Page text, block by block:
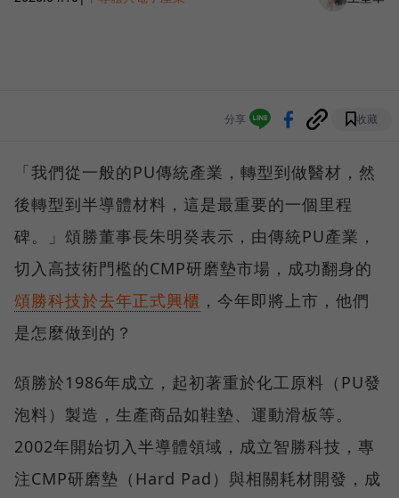
分享 收藏
「我們從一般的PU傳統產業，轉型到做醫材，然
後轉型到半導體材料，這是最重要的一個里程
碑。」頌勝董事長朱明癸表示，由傳統PU產業，
切入高技術門檻的CMP研磨墊市場，成功翻身的
頌勝科技於去年正式興櫃 ，今年即將上市，他們
是怎麼做到的？
頌勝於1986年成立，起初著重於化工原料（PU發
泡料）製造，生產商品如鞋墊、運動滑板等。
2002年開始切入半導體領域，成立智勝科技，專
注CMP研磨墊（Hard Pad）與相關耗材開發，成